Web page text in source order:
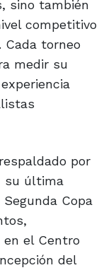
sino también
competitivo
Cada torneo
medir su
por
su última
Copa
en el Centro
del